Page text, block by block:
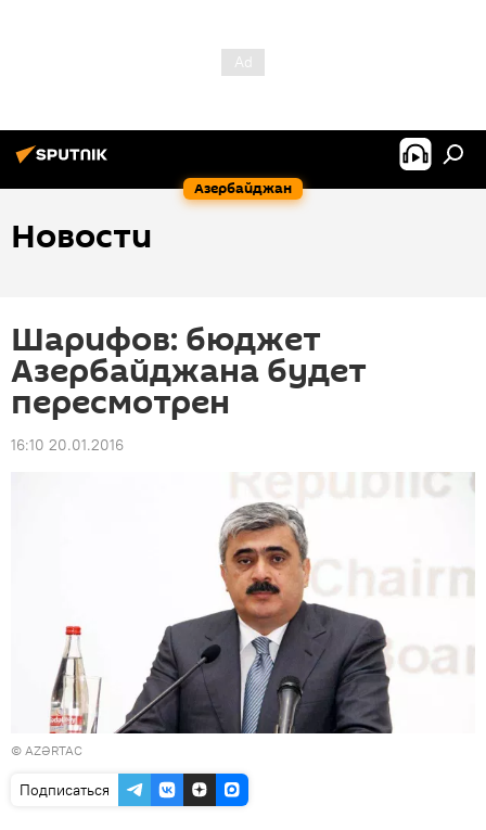
Азербайджан
Новости
Шарифов: бюджет
Азербайджана будет
пересмотрен
16:10 20.01.2016
© AZƏRTAC
Подписаться